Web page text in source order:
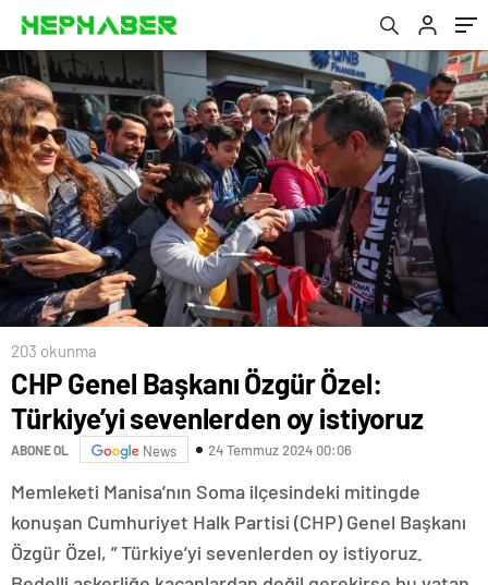
203 okunma
CHP Genel Başkanı Özgür Özel:
Türkiye’yi sevenlerden oy istiyoruz
ABONE OL News 24 Temmuz 2024 00:06
Memleketi Manisa’nın Soma ilçesindeki mitingde
konuşan Cumhuriyet Halk Partisi (CHP) Genel Başkanı
Özgür Özel, ” Türkiye’yi sevenlerden oy istiyoruz.